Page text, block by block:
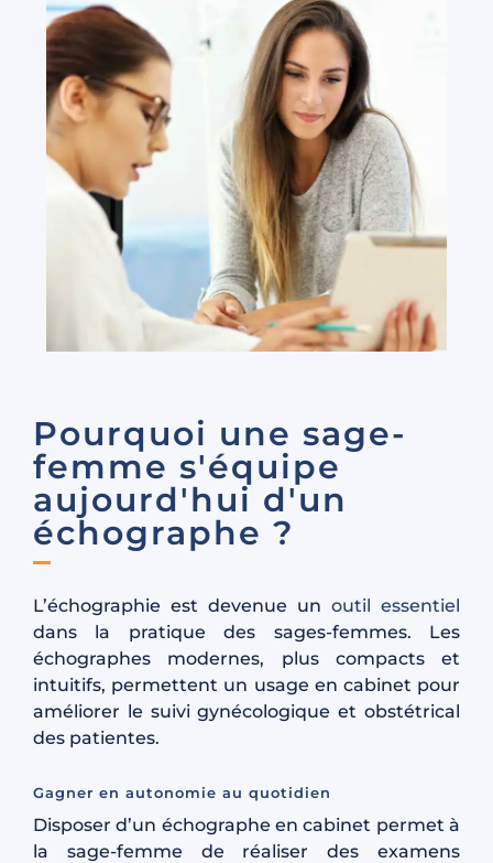
Pourquoi une sage-
femme s'équipe
aujourd'hui d'un
échographe ?
L’échographie est devenue un outil essentiel
dans la pratique des sages-femmes. Les
échographes modernes, plus compacts et
intuitifs, permettent un usage en cabinet pour
améliorer le suivi gynécologique et obstétrical
des patientes.
Gagner en autonomie au quotidien
Disposer d’un échographe en cabinet permet à
la sage-femme de réaliser des examens